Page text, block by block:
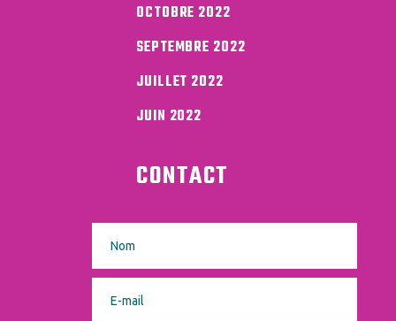
OCTOBRE 2022
SEPTEMBRE 2022
JUILLET 2022
JUIN 2022
CONTACT